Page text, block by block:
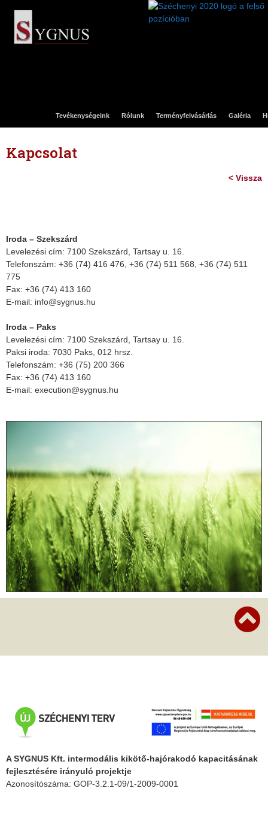
Tevékenységeink Rólunk Terményfelvásárlás Galéria
Kapcsolat
< Vissza
Iroda – Szekszárd
Levelezési cím: 7100 Szekszárd, Tartsay u. 16.
Telefonszám: +36 (74) 416 476, +36 (74) 511 568, +36 (74) 511
775
Fax: +36 (74) 413 160
E-mail: info@sygnus.hu
Iroda – Paks
Levelezési cím: 7100 Szekszárd, Tartsay u. 16.
Paksi iroda: 7030 Paks, 012 hrsz.
Telefonszám: +36 (75) 200 366
Fax: +36 (74) 413 160
E-mail: execution@sygnus.hu
A SYGNUS Kft. intermodális kikötő-hajórakodó kapacitásának
fejlesztésére irányuló projektje
Azonosítószáma: GOP-3.2.1-09/1-2009-0001